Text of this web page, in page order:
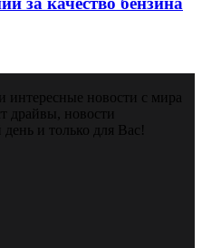
интересные новости с мира
драйвы, новости
и только для Вас!